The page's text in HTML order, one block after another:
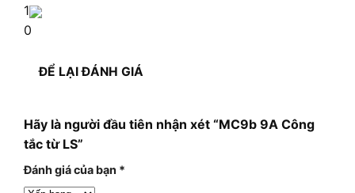
1
0
ĐỂ LẠI ĐÁNH GIÁ
Hãy là người đầu tiên nhận xét “MC9b 9A Công
tắc từ LS”
Đánh giá của bạn *